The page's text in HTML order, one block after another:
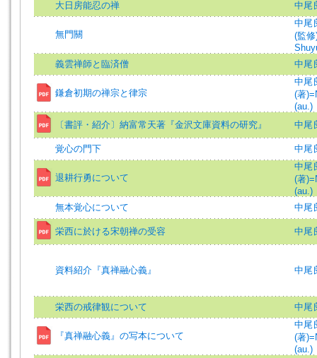
大日房能忍の禅 中尾
無門關
中尾
(監
義雲禅師と臨済僧
中尾
鎌倉初期の禅宗と律宗
中尾
(著
(au.)
〔書評・紹介〕納富常天著『金沢文庫資料の研究』
中尾
覚心の門下 中尾
退耕行勇について
中尾
(著
(au.)
無本覚心について
中尾
栄西に於ける宋朝禅の受容 中尾
資料紹介『真禅融心義』 中尾
栄西の戒律観について 中尾
『真禅融心義』の写本について
中尾
(著
(au.)